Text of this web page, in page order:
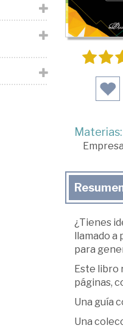
Materias:
Empresa
¿Tienes
llamado a
para
Este libro
páginas,
Una guía
Una